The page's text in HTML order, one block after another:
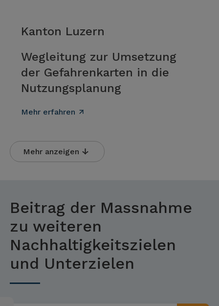
Kanton Luzern
Wegleitung zur Umsetzung
der Gefahrenkarten in die
Nutzungsplanung
Mehr erfahren
Mehr anzeigen
Beitrag der Massnahme
zu weiteren
Nachhaltigkeitszielen
und Unterzielen